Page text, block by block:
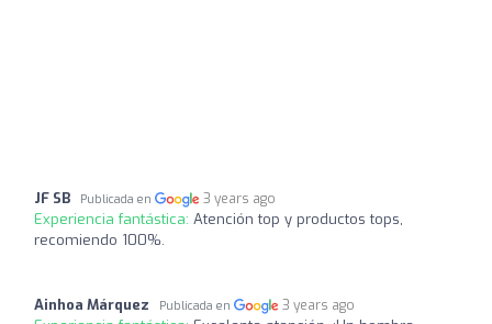
JF SB Publicada en 3 years ago
Experiencia fantástica: Atención top y productos tops,
recomiendo 100%.
Ainhoa Márquez Publicada en 3 years ago